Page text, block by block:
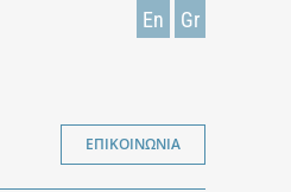
En Gr
ΕΠΙΚΟΙΝΩΝΙΑ